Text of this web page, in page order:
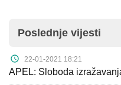
Poslednje vijesti
22-01-2021 18:21
APEL: Sloboda